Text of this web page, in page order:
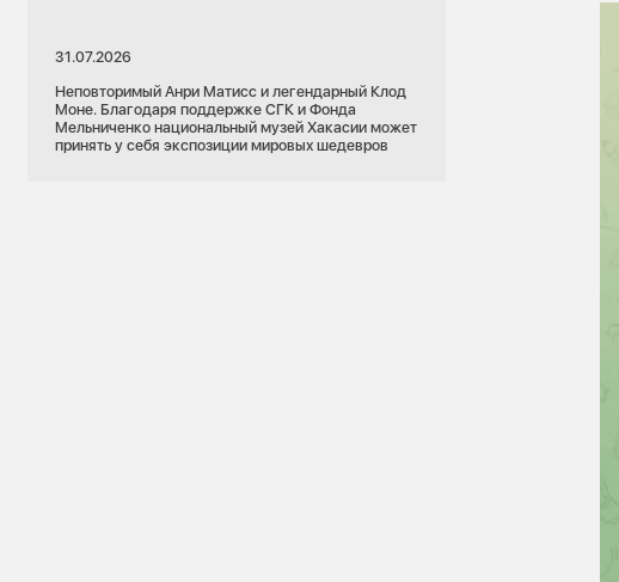
31.07.2026
Неповторимый Анри Матисс и легендарный Клод
Моне. Благодаря поддержке СГК и Фонда
Мельниченко национальный музей Хакасии может
принять у себя экспозиции мировых шедевров